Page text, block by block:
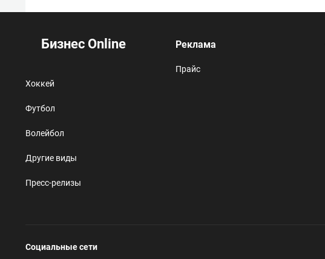
Бизнес Online
Хоккей
Футбол
Волейбол
Другие виды
Пресс-релизы
Реклама
Прайс
Социальные сети